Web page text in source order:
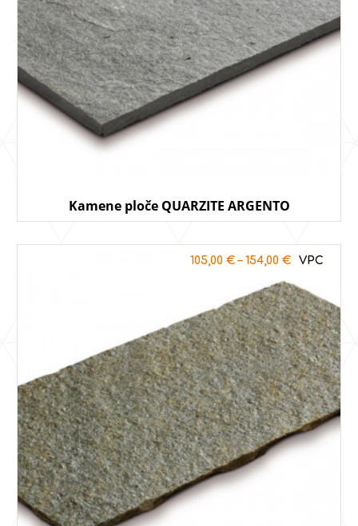
Kamene ploče QUARZITE ARGENTO
105,00 €– 154,00 €